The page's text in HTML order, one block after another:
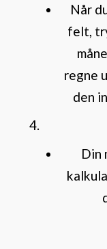
Når
felt,
regne
den
Din